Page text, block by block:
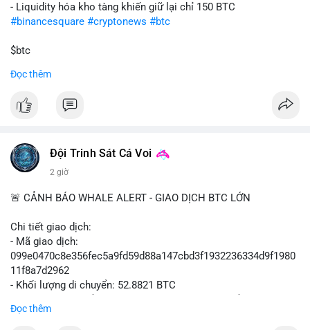
- Liquidity hóa kho tàng khiến giữ lại chỉ 150 BTC
#binancesquare #cryptonews #btc
$btc
#vlikevn
📰 Nguồn: Cointelegraph
Đọc thêm
Đội Trinh Sát Cá Voi
2 giờ
🚨 CẢNH BÁO WHALE ALERT - GIAO DỊCH BTC LỚN
Chi tiết giao dịch:
- Mã giao dịch:
099e0470c8e356fec5a9fd59d88a147cbd3f1932236334d9f1980
11f8a7d2962
- Khối lượng di chuyển: 52.8821 BTC
USD)
Đọc thêm